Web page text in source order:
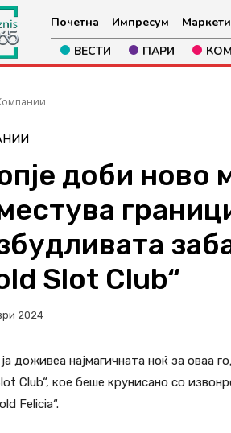
Почетна Импресум
ВЕСТИ
ПАРИ
доби ново
Slot Club“
2024
ја доживеа најмагичната ноќ за оваа
Club“, кое беше крунисано со
Felicia“.